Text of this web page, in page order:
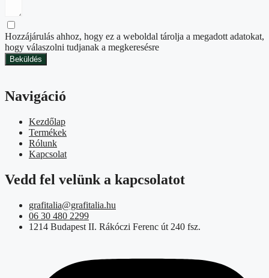
Hozzájárulás ahhoz, hogy ez a weboldal tárolja a megadott adatokat,
hogy válaszolni tudjanak a megkeresésre
Beküldés
Navigáció
Kezdőlap
Termékek
Rólunk
Kapcsolat
Vedd fel velünk a kapcsolatot
grafitalia@grafitalia.hu
06 30 480 2299
1214 Budapest II. Rákóczi Ferenc út 240 fsz.